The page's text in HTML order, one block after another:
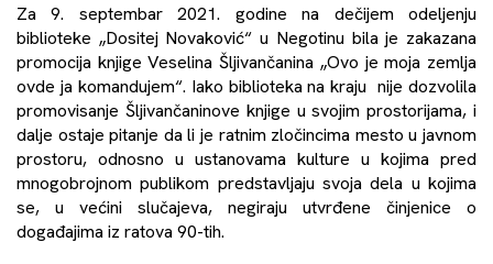
Za 9. septembar 2021. godine na dečijem odeljenju
biblioteke „Dositej Novaković“ u Negotinu bila je zakazana
promocija knjige Veselina Šljivančanina „Ovo je moja zemlja
ovde ja komandujem“. Iako biblioteka na kraju nije dozvolila
promovisanje Šljivančaninove knjige u svojim prostorijama, i
dalje ostaje pitanje da li je ratnim zločincima mesto u javnom
prostoru, odnosno u ustanovama kulture u kojima pred
mnogobrojnom publikom predstavljaju svoja dela u kojima
se, u većini slučajeva, negiraju utvrđene činjenice o
događajima iz ratova 90-tih.